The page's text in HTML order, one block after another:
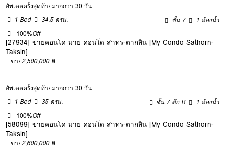
อัพเดตครั้งสุดท้ายมากกว่า 30 วัน
1 Bed
34.5 ตรม. ชั้น 7
1 ห้องน้ำ
100%Off
[27934] ขายคอนโด มาย คอนโด สาทร-ตากสิน [My Condo Sathorn-
Taksin]
ขาย2,500,000 ฿
อัพเดตครั้งสุดท้ายมากกว่า 30 วัน
1 Bed
35 ตรม. ชั้น 7 ตึก B
1 ห้องน้ำ
100%Off
[58099] ขายคอนโด มาย คอนโด สาทร-ตากสิน [My Condo Sathorn-
Taksin]
ขาย2,600,000 ฿